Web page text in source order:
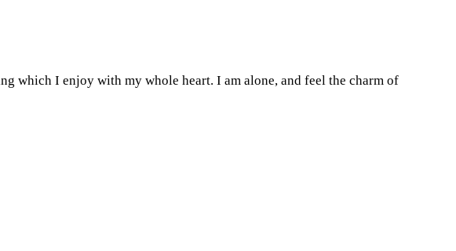
which I enjoy with my whole heart. I am alone, and feel the charm of